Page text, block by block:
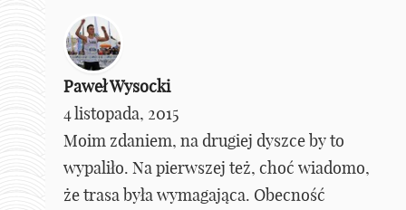
Paweł Wysocki
4 listopada, 2015
Moim zdaniem, na drugiej dyszce by to
wypaliło. Na pierwszej też, choć wiadomo,
że trasa była wymagająca. Obecność